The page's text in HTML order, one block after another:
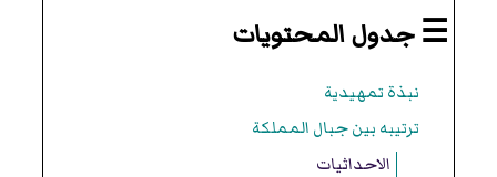
☰ جدول المحتويات
نبذة تمهيدية
ترتيبه بين جبال المملكة
الاحداثيات